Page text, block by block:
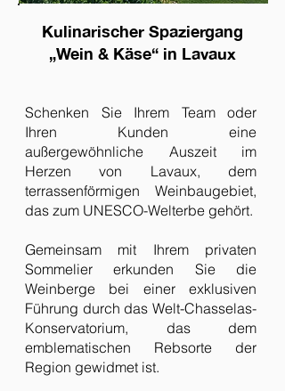
Kulinarischer Spaziergang
„Wein & Käse“ in Lavaux
Schenken Sie Ihrem Team oder
Ihren Kunden eine
außergewöhnliche Auszeit im
Herzen von Lavaux, dem
terrassenförmigen Weinbaugebiet,
das zum UNESCO-Welterbe gehört.
Gemeinsam mit Ihrem privaten
Sommelier erkunden Sie die
Weinberge bei einer exklusiven
Führung durch das Welt-Chasselas-
Konservatorium, das dem
emblematischen Rebsorte der
Region gewidmet ist.